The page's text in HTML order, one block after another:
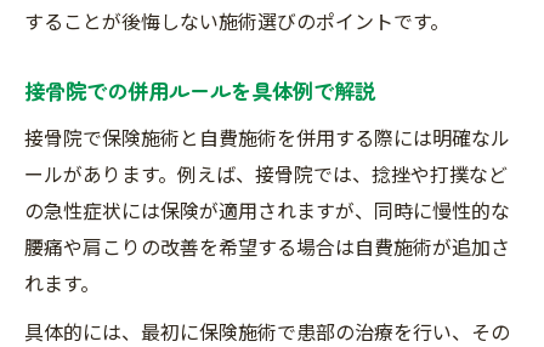
することが後悔しない施術選びのポイントです。
接骨院での併用ルールを具体例で解説
接骨院で保険施術と自費施術を併用する際には明確なル
ールがあります。例えば、接骨院では、捻挫や打撲など
の急性症状には保険が適用されますが、同時に慢性的な
腰痛や肩こりの改善を希望する場合は自費施術が追加さ
れます。
具体的には、最初に保険施術で患部の治療を行い、その